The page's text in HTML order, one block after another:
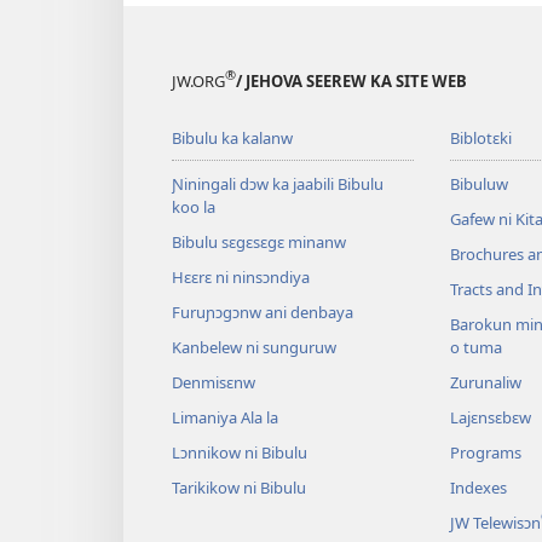
JW.ORG®/ JEHOVA SEEREW KA SITE WEB
Bibulu ka kalanw
Ɲiningali dɔw ka jaabili Bibulu
koo la
Bibulu sɛgɛsɛgɛ minanw
Hɛɛrɛ ni ninsɔndiya
Furuɲɔgɔnw ani denbaya
Kanbelew ni sunguruw
Denmisɛnw
Limaniya Ala la
Lɔnnikow ni Bibulu
Tarikikow ni Bibulu
Biblotɛki
Bibuluw
Gafew ni
Brochures
Tracts and
Barokun
o tuma
Zurunaliw
Lajɛnsɛbɛw
Programs
Indexes
JW Telewisɔn